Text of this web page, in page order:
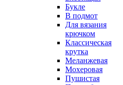
Букле
В подмот
Для вязания
крючком
Классическая
крутка
Меланжевая
Мохеровая
Пушистая